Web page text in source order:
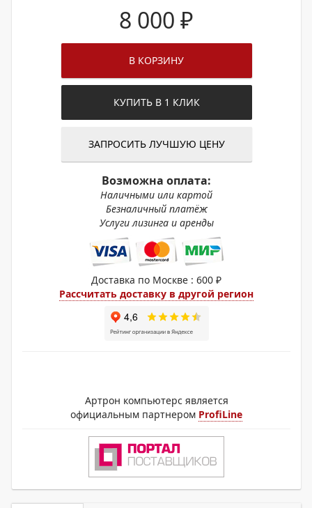
8 000 ₽
В КОРЗИНУ
КУПИТЬ В 1 КЛИК
ЗАПРОСИТЬ ЛУЧШУЮ ЦЕНУ
Возможна оплата:
Наличными или картой
Безналичный платёж
Услуги лизинга и аренды
Доставка по Москве : 600 ₽
Рассчитать доставку в другой регион
Артрон компьютерс является
официальным партнером ProfiLine